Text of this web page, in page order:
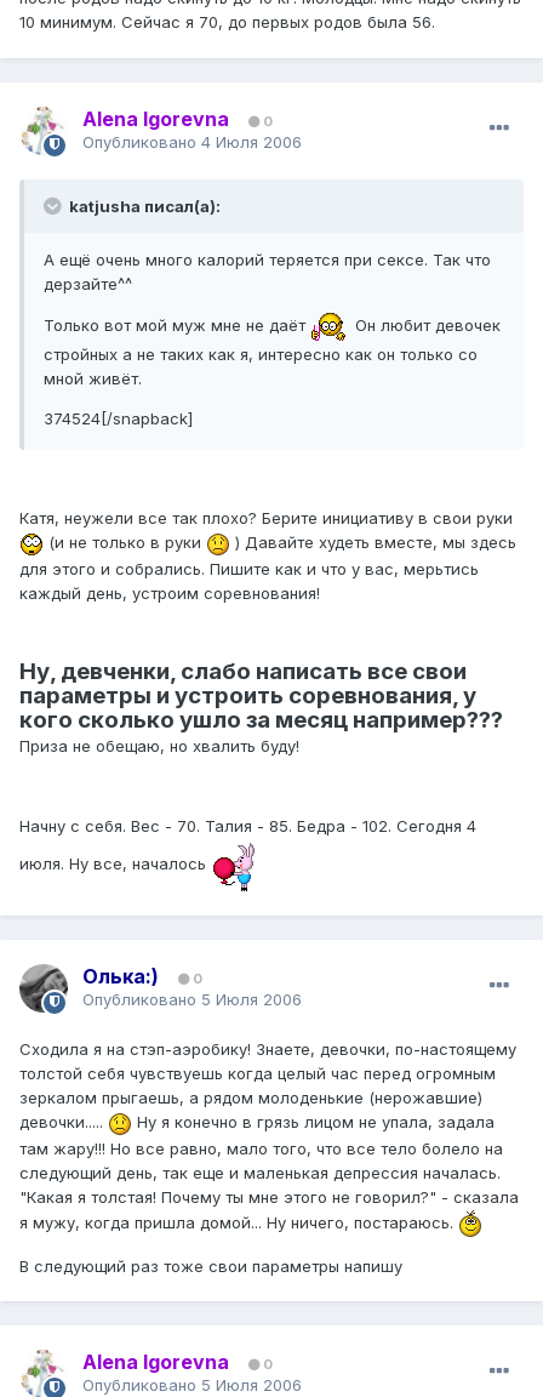
10 минимум. Сейчас я 70, до первых родов была 56.
Alena Igorevna 0
Опубликовано 4 Июля 2006
katjusha писал(а):
А ещё очень много калорий теряется при сексе. Так что
дерзайте^^
Только вот мой муж мне не даёт
Он любит девочек
стройных а не таких как я, интересно как он только со
мной живёт.
374524[/snapback]
Катя, неужели все так плохо? Берите инициативу в свои руки
(и не только в руки
) Давайте худеть вместе, мы здесь
для этого и собрались. Пишите как и что у вас, мерьтись
каждый день, устроим соревнования!
Ну, девченки, слабо написать все свои
параметры и устроить соревнования, у
кого сколько ушло за месяц например???
Приза не обещаю, но хвалить буду!
Начну с себя. Вес - 70. Талия - 85. Бедра - 102. Сегодня 4
июля. Ну все, началось
Олька:) 0
Опубликовано 5 Июля 2006
Сходила я на стэп-аэробику! Знаете, девочки, по-настоящему
толстой себя чувствуешь когда целый час перед огромным
зеркалом прыгаешь, а рядом молоденькие (нерожавшие)
девочки.....
Ну я конечно в грязь лицом не упала, задала
там жару!!! Но все равно, мало того, что все тело болело на
следующий день, так еще и маленькая депрессия началась.
"Какая я толстая! Почему ты мне этого не говорил?" - сказала
я мужу, когда пришла домой... Ну ничего, постараюсь.
В следующий раз тоже свои параметры напишу
Alena Igorevna 0
Опубликовано 5 Июля 2006